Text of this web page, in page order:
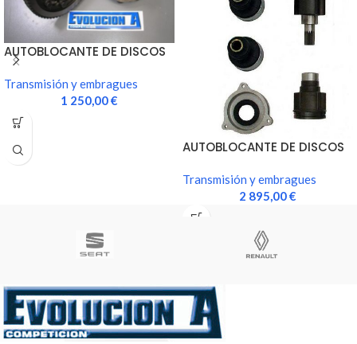
AUTOBLOCANTE DE DISCOS
CAJA JC5
Transmisión y embragues
1 250,00€
AUTOBLOCANTE DE DISCOS
Transmisión y embragues
2 895,00€